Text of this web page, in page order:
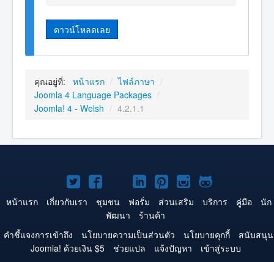
ดาวน์โหลดเลย
คุณอยู่ที่: หน้าแรก / ไฟล์ภาษา /
Joomla 4 Language Packages /
Joomla! 4 - Welsh / 4.2.1.1
Joomla!
บน
Twitter
Joomla!
บน
Facebook
Joomla!
บน
YouTube
Joomla!
บน
LinkedIn
Joomla!
บน
Pinterest
Joomla!
บน
Joomla!
บน
หน้าแรก เกี่ยวกับเรา ชุมชน ฟอรั่ม ส่วนเสริม บริการ คู่มือ
นัก
พัฒนา
ร้านค้า
คำชี้แจงการเข้าถึง
นโยบายความเป็นส่วนตัว นโยบายคุกกี้
สนับสนุน
Joomla! ด้วยเงิน $5
ช่วยแปล แจ้งปัญหา
เข้าสู่ระบบ